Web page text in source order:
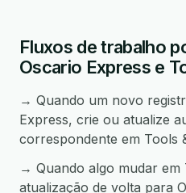
Fluxos de trabalho
Oscario Express e
→ Quando um novo
Express, crie ou atualize
correspondente em Tools
→ Quando algo mudar em
atualização de volta para